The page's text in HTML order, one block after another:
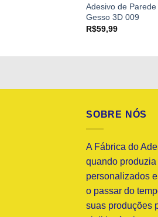
Adesivo de Parede
Gesso 3D 009
R$59,99
SOBRE NÓS
A Fábrica do
quando
personalizados
o passar do
suas produções